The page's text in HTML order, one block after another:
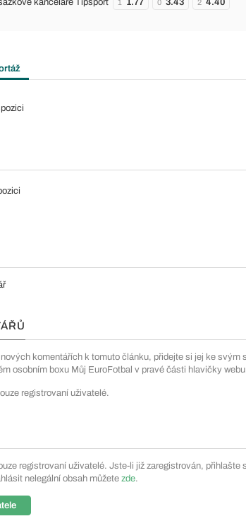
kanceláře Tipsport 1 1.77 0 3.43 2 4.40
komentářích k tomuto článku, přidejte si jej ke svým
osobním boxu Můj EuroFotbal v pravé části hlavičky
registrovaní uživatelé.
registrovaní uživatelé. Jste-li již zaregistrován, přihlašte
nelegální obsah můžete zde.